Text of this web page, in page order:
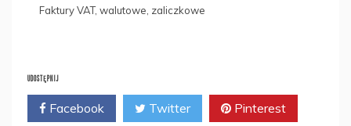
Faktury VAT, walutowe, zaliczkowe
UDOSTĘPNIJ
Facebook Twitter Pinterest